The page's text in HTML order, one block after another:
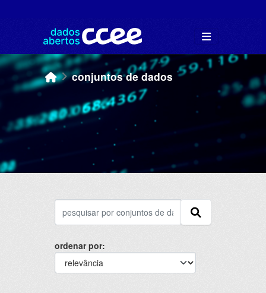
conjuntos de dados
ordenar por